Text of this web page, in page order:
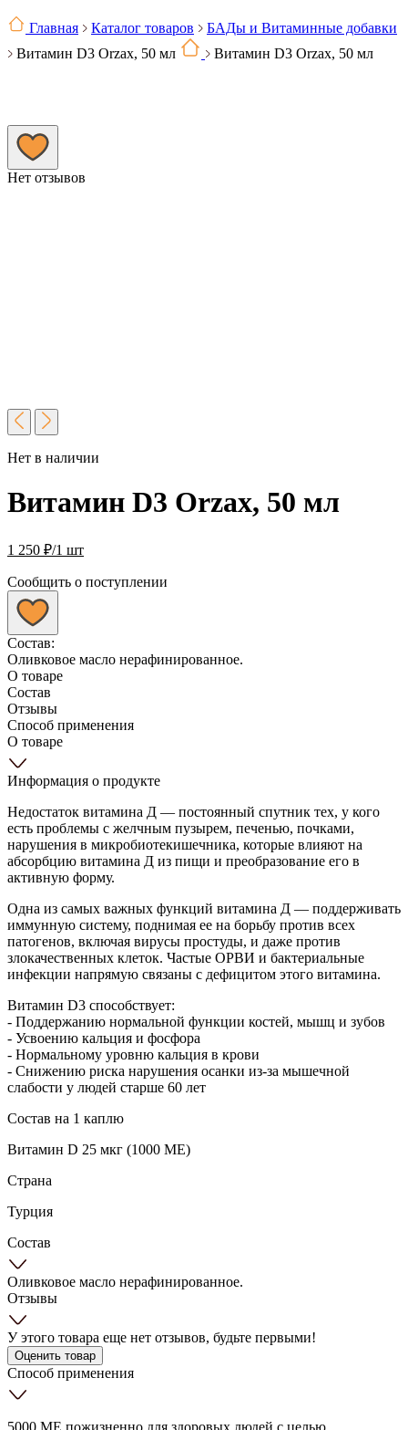
Главная Каталог товаров
БАДы и Витаминные добавки
Витамин D3 Orzax, 50 мл
Витамин D3 Orzax, 50 мл
Нет отзывов
Нет в наличии
Витамин D3 Orzax, 50 мл
1 250 ₽/1 шт
Сообщить о поступлении
Состав:
Оливковое масло нерафинированное.
О товаре
Состав
Отзывы
Способ применения
О товаре
Информация о продукте
Недостаток витамина Д — постоянный спутник тех, у кого
есть проблемы с желчным пузырем, печенью, почками,
нарушения в микробиотекишечника, которые влияют на
абсорбцию витамина Д из пищи и преобразование его в
активную форму.
Одна из самых важных функций витамина Д — поддерживать
иммунную систему, поднимая ее на борьбу против всех
патогенов, включая вирусы простуды, и даже против
злокачественных клеток. Частые ОРВИ и бактериальные
инфекции напрямую связаны с дефицитом этого витамина.
Витамин D3 способствует:
- Поддержанию нормальной функции костей, мышц и зубов
- Усвоению кальция и фосфора
- Нормальному уровню кальция в крови
- Снижению риска нарушения осанки из-за мышечной
слабости у людей старше 60 лет
Состав на 1 каплю
Витамин D 25 мкг (1000 МЕ)
Страна
Турция
Состав
Оливковое масло нерафинированное.
Отзывы
У этого товара еще нет отзывов, будьте первыми!
Оценить товар
Способ применения
5000 МЕ пожизненно для здоровых людей с целью